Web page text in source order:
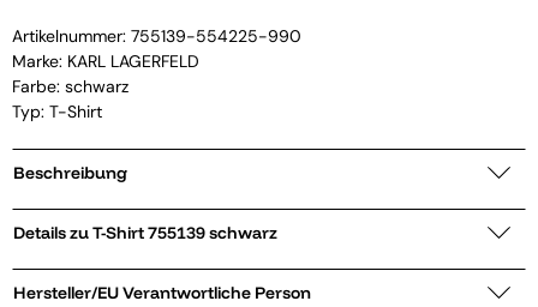
Artikelnummer: 755139-554225-990
Marke: KARL LAGERFELD
Farbe: schwarz
Typ: T-Shirt
Beschreibung
Details zu T-Shirt 755139 schwarz
Hersteller/EU Verantwortliche Person